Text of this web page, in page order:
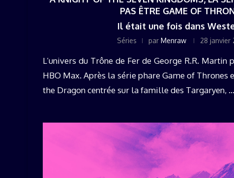
PAS ÊTRE GAME OF
Il était une fois dans
Séries par Menraw 28 janvier
L’univers du Trône de Fer de George R.R.
HBO Max. Après la série phare Game of Thrones
the Dragon centrée sur la famille des Targaryen, ...